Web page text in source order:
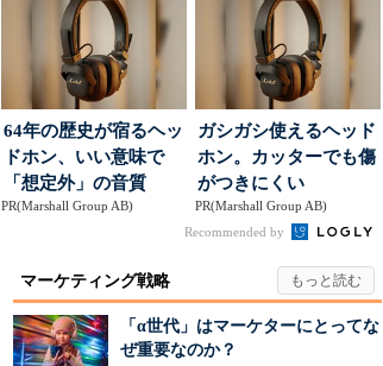
64年の歴史が宿るヘッ
ドホン、いい意味で
「想定外」の音質
PR(Marshall Group AB)
ガシガシ使えるヘッド
ホン。カッターでも傷
がつきにくい
PR(Marshall Group AB)
Recommended by
マーケティング戦略
「α世代」はマーケターにとってな
ぜ重要なのか？